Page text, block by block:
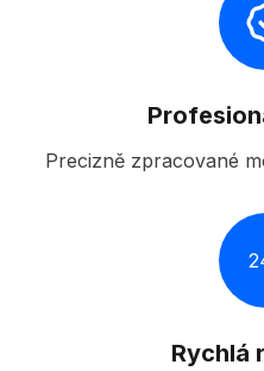
Precizně zpracované
Rychlá